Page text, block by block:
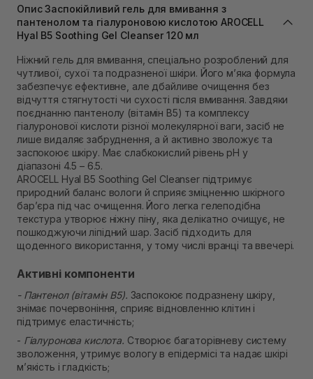
В наявності
Самовивіз м. Львів, вул. Степана Бандери 45
В наявності
В наявності
Самовивіз м. Рівне, вул. Кулика і Гудачека 23 (ТЦ
Екватор)
В наявності
Опис Заспокійливий гель для вмивання з
пантенолом та гіалуроновою кислотою AROCELL
Hyal B5 Soothing Gel Cleanser 120 мл
Ніжний гель для вмивання, спеціально розроблений для
чутливої, сухої та подразненої шкіри. Його м’яка формула
забезпечує ефективне, але дбайливе очищення без
відчуття стягнутості чи сухості після вмивання. Завдяки
поєднанню пантенолу (вітамін B5) та комплексу
гіалуронової кислоти різної молекулярної ваги, засіб не
лише видаляє забруднення, а й активно зволожує та
заспокоює шкіру. Має слабкокислий рівень pH у
діапазоні 4.5 – 6.5.
AROCELL Hyal B5 Soothing Gel Cleanser підтримує
природний баланс вологи й сприяє зміцненню шкірного
бар’єра під час очищення. Його легка гелеподібна
текстура утворює ніжну піну, яка делікатно очищує, не
пошкоджуючи ліпідний шар. Засіб підходить для
щоденного використання, у тому числі вранці та ввечері.
Активні компоненти
- Пантенол (вітамін B5). Заспокоює подразнену шкіру,
знімає почервоніння, сприяє відновленню клітин і
підтримує еластичність;
- Гіалуронова кислота. Створює багаторівневу систему
зволоження, утримує вологу в епідермісі та надає шкірі
м’якість і гладкість;